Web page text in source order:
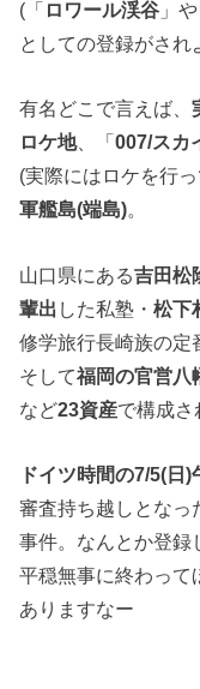
(「 ロワール渓谷 」
としての登録がされ
有名どこで言えば、
ロケ地、「007/スカ
(実際にはロケを行
軍艦島(端島)。
山口県にある吉田松
輩出 した私塾・松下
修学旅行長崎族の定
そして福岡の官営八
など23資産で構成さ
ドイツ時間の7/5(日)
審査持ち越しとなっ
事件。なんとか登録
平穏無事に終わって
ありますなー